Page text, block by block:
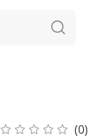
(0)